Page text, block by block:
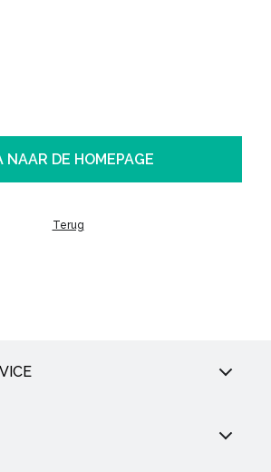
NAAR DE HOMEPAGE
Terug